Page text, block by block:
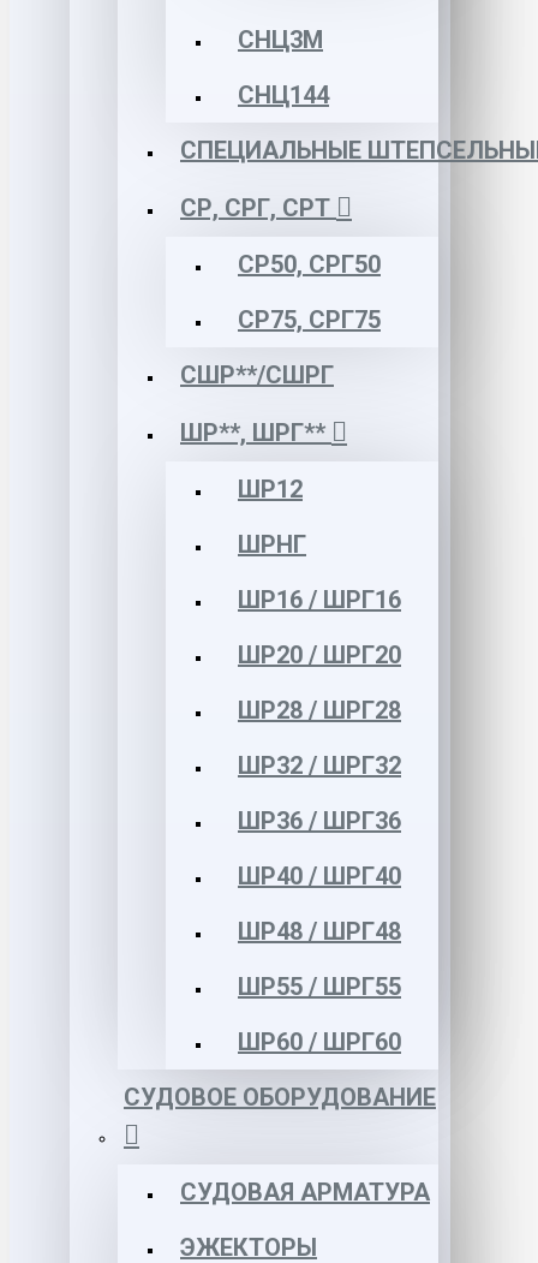
СНЦ3М
СНЦ144
СПЕЦИАЛЬНЫЕ
СР, СРГ, СРТ
СР50, СРГ50
СР75, СРГ75
СШР**/СШРГ
ШР**, ШРГ**
ШР12
ШРНГ
ШР16 / ШРГ16
ШР20 / ШРГ20
ШР28 / ШРГ28
ШР32 / ШРГ32
ШР36 / ШРГ36
ШР40 / ШРГ40
ШР48 / ШРГ48
ШР55 / ШРГ55
ШР60 / ШРГ60
СУДОВОЕ ОБОРУДОВАНИЕ
СУДОВАЯ АРМАТУРА
ЭЖЕКТОРЫ